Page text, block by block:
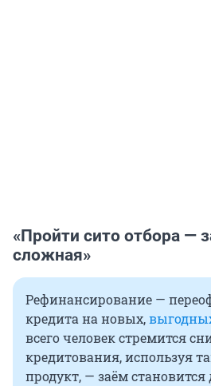
«Пройти сито отбора —
сложная»
Рефинансирование —
кредита на новых,
всего человек стремится
кредитования, используя
продукт, — заём